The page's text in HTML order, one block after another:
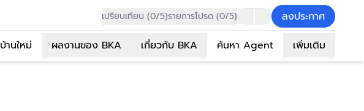
เปรียบเทียบ (0/5)รายการโปรด (0/5)
ลงประกาศ
านใหม่ ผลงานของ BKA เกี่ยวกับ BKA ค้นหา Agent เพิ่มเติม